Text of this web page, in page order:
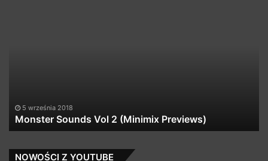
5 września 2018
Monster Sounds Vol 2 (Minimix Previews)
NOWOŚCI Z YOUTUBE